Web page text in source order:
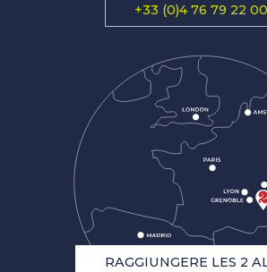
+33 (0)4 76 79 22 00
RAGGIUNGERE LES 2